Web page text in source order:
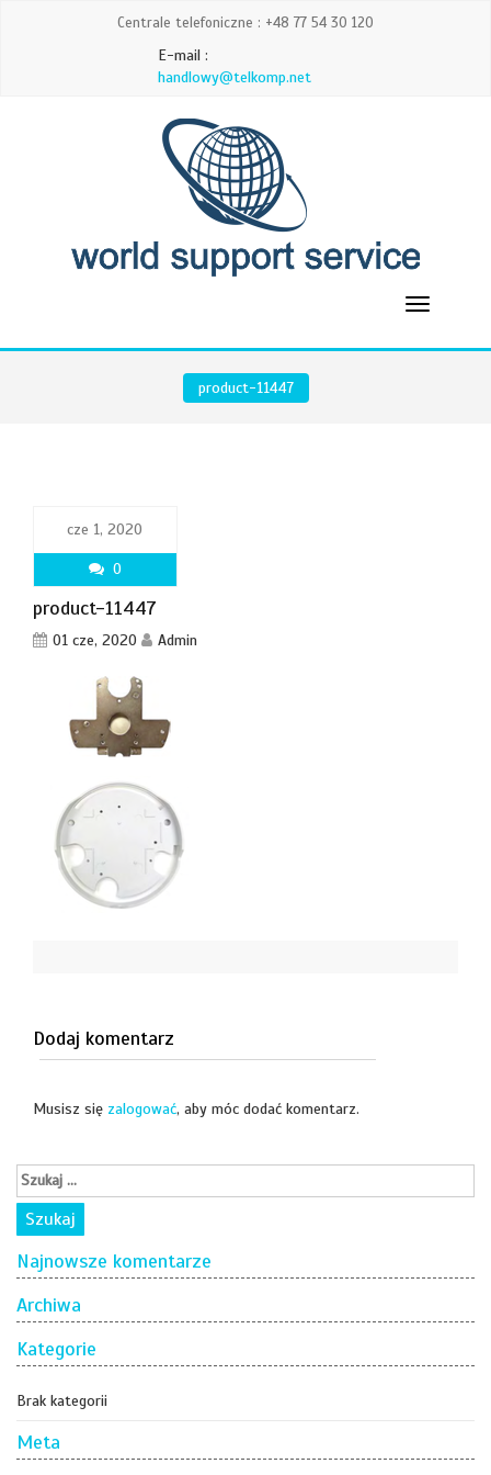
Centrale telefoniczne : +48 77 54 30 120
E-mail :
handlowy@telkomp.net
product-11447
cze 1, 2020
0
product-11447
01 cze, 2020 Admin
Dodaj komentarz
Musisz się zalogować, aby móc dodać komentarz.
Najnowsze komentarze
Archiwa
Kategorie
Brak kategorii
Meta